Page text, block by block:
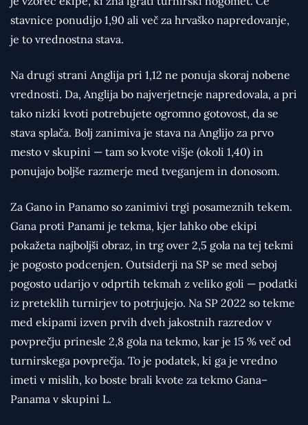
stavnice ponudijo 1,90 ali več za hrvaško napredovanje,
je to vrednostna stava.
Na drugi strani Anglija pri 1,12 ne ponuja skoraj nobene
vrednosti. Da, Anglija bo najverjetneje napredovala, a pri
tako nizki kvoti potrebujete ogromno gotovost, da se
stava splača. Bolj zanimiva je stava na Anglijo za prvo
mesto v skupini — tam so kvote višje (okoli 1,40) in
ponujajo boljše razmerje med tveganjem in donosom.
Za Gano in Panamo so zanimivi trgi posameznih tekem.
Gana proti Panami je tekma, kjer lahko obe ekipi
pokažeta najboljši obraz, in trg over 2,5 gola na tej tekmi
je pogosto podcenjen. Outsiderji na SP se med seboj
pogosto udarijo v odprtih tekmah z veliko goli — podatki
iz preteklih turnirjev to potrjujejo. Na SP 2022 so tekme
med ekipami izven prvih dveh jakostnih razredov v
povprečju prinesle 2,8 gola na tekmo, kar je 15 % več od
turnirskega povprečja. To je podatek, ki ga je vredno
imeti v mislih, ko boste brali kvote za tekmo Gana–
Panama v skupini L.